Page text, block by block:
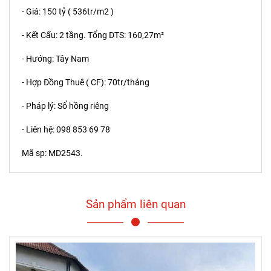
- Giá: 150 tỷ ( 536tr/m2 )
- Kết Cấu: 2 tầng. Tổng DTS: 160,27m²
- Hướng: Tây Nam
- Hợp Đồng Thuê ( CF): 70tr/tháng
- Pháp lý: Sổ hồng riêng
- Liên hệ: 098 853 69 78
Mã sp: MD2543.
Sản phẩm liên quan